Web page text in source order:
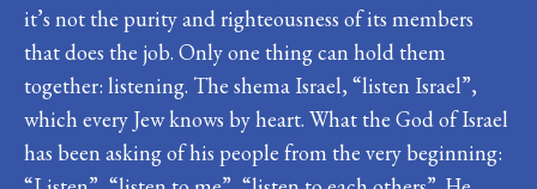
it’s not the purity and righteousness of its members
that does the job. Only one thing can hold them
together: listening. The shema Israel, “listen Israel”,
which every Jew knows by heart. What the God of Israel
has been asking of his people from the very beginning: